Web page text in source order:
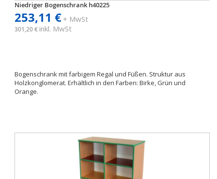
Niedriger Bogenschrank h40225
253,11 €+ MwSt
301,20 € inkl. MwSt
Bogenschrank mit farbigem Regal und Füßen. Struktur aus
Holzkonglomerat. Erhältlich in den Farben: Birke, Grün und
Orange.